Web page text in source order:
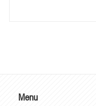
Menu